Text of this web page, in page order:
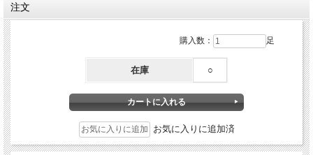
注文
購入数： 足
在庫 ○
お気に入りに追加済